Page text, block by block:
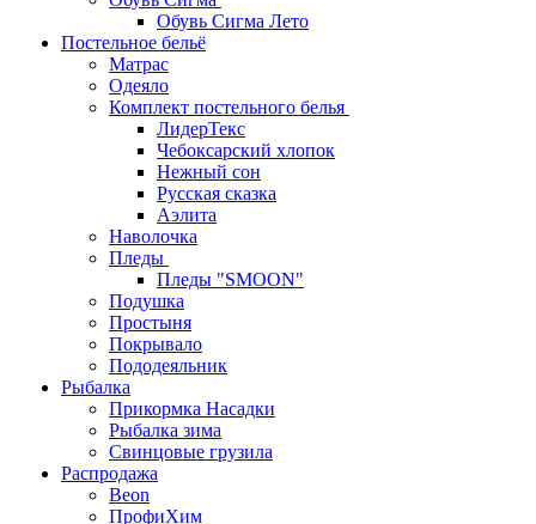
Обувь Сигма Лето
Постельное бельё
Матрас
Одеяло
Комплект постельного белья
ЛидерТекс
Чебоксарский хлопок
Нежный сон
Русская сказка
Аэлита
Наволочка
Пледы
Пледы "SMOON"
Подушка
Простыня
Покрывало
Пододеяльник
Рыбалка
Прикормка Насадки
Рыбалка зима
Свинцовые грузила
Распродажа
Beon
ПрофиХим